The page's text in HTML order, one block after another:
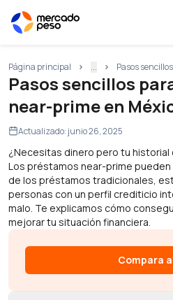
Página principal ... Pasos
Pasos sencillos
near-prime en
Actualizado: junio 26, 2025
¿Necesitas dinero pero tu
Los préstamos near-prime
de los préstamos tradicionales,
personas con un perfil crediticio
malo. Te explicamos cómo
mejorar tu situación financiera.
Compara